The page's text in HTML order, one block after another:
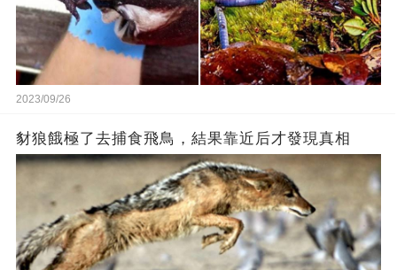
2023/09/26
豺狼餓極了去捕食飛鳥，結果靠近后才發現真相